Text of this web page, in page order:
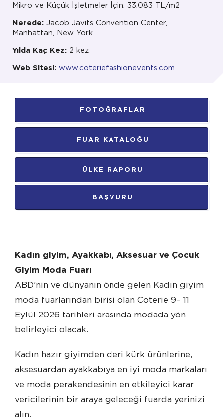
Mikro ve Küçük İşletmeler İçin: 33.083 TL/m2
Nerede: Jacob Javits Convention Center,
Manhattan, New York
Yılda Kaç Kez: 2 kez
Web Sitesi: www.coteriefashionevents.com
FOTOĞRAFLAR
FUAR KATALOĞU
ÜLKE RAPORU
BAŞVURU
Kadın giyim, Ayakkabı, Aksesuar ve Çocuk
Giyim Moda Fuarı
ABD’nin ve dünyanın önde gelen Kadın giyim
moda fuarlarından birisi olan Coterie 9– 11
Eylül 2026 tarihleri arasında modada yön
belirleyici olacak.
Kadın hazır giyimden deri kürk ürünlerine,
aksesuardan ayakkabıya en iyi moda markaları
ve moda perakendesinin en etkileyici karar
vericilerinin bir araya geleceği fuarda yerinizi
alın.